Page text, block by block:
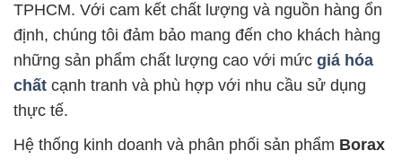
TPHCM. Với cam kết chất lượng và nguồn hàng ổn
định, chúng tôi đảm bảo mang đến cho khách hàng
những sản phẩm chất lượng cao với mức giá hóa
chất cạnh tranh và phù hợp với nhu cầu sử dụng
thực tế.
Hệ thống kinh doanh và phân phối sản phẩm Borax